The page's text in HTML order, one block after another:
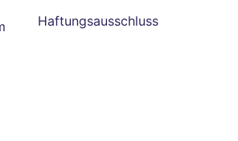
Haftungsausschluss